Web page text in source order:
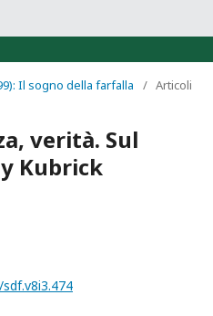
Il sogno della farfalla / Articoli
verità. Sul
Kubrick